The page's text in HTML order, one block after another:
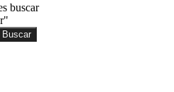
buscar
Buscar